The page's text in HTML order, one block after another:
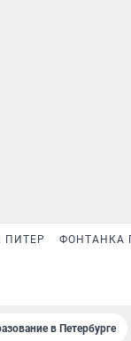
ПИТЕР ФОНТАНКА
в Петербурге